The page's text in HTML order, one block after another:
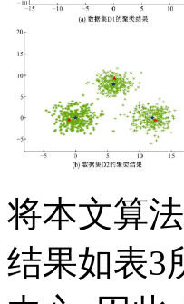
将本文算
结果如表3